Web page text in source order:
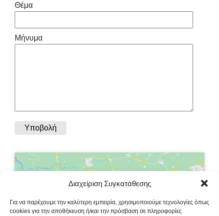
Διαχείριση Συγκατάθεσης
Για να παρέχουμε την καλύτερη εμπειρία, χρησιμοποιούμε τεχνολογίες όπως
cookies για την αποθήκευση ή/και την πρόσβαση σε πληροφορίες
Θέμα
Μήνυμα
Κάντε κλικ στο κουμπί 'Συμφωνώ' για να
ενεργοποιήσετε το Google maps.